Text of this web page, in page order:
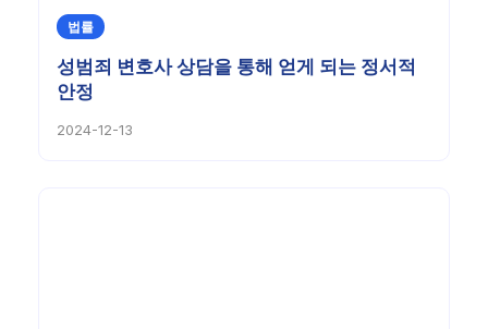
법률
성범죄 변호사 상담을 통해 얻게 되는 정서적
안정
2024-12-13